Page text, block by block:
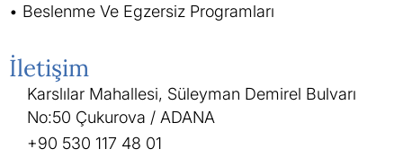
Beslenme Ve Egzersiz Programları
İletişim
Karslılar Mahallesi, Süleyman Demirel Bulvarı
No:50 Çukurova / ADANA
+90 530 117 48 01